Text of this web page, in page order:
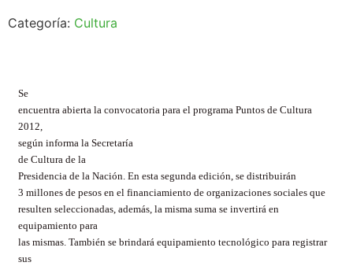
Categoría: Cultura
Se
encuentra abierta la convocatoria para el programa Puntos de Cultura
2012,
según informa la Secretaría
de Cultura de la
Presidencia de la Nación. En esta segunda edición, se distribuirán
3 millones de pesos en el financiamiento de organizaciones sociales que
resulten seleccionadas, además, la misma suma se invertirá en
equipamiento para
las mismas. También se brindará equipamiento tecnológico para registrar
sus